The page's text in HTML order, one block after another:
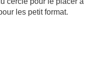
les petit format.